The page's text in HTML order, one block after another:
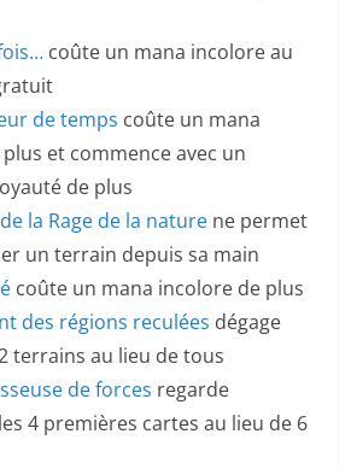
coûte un mana incolore au
de temps coûte un mana
et commence avec un
de plus
la Rage de la nature ne permet
un terrain depuis sa main
coûte un mana incolore de plus
des régions reculées dégage
terrains au lieu de tous
de forces regarde
4 premières cartes au lieu de 6